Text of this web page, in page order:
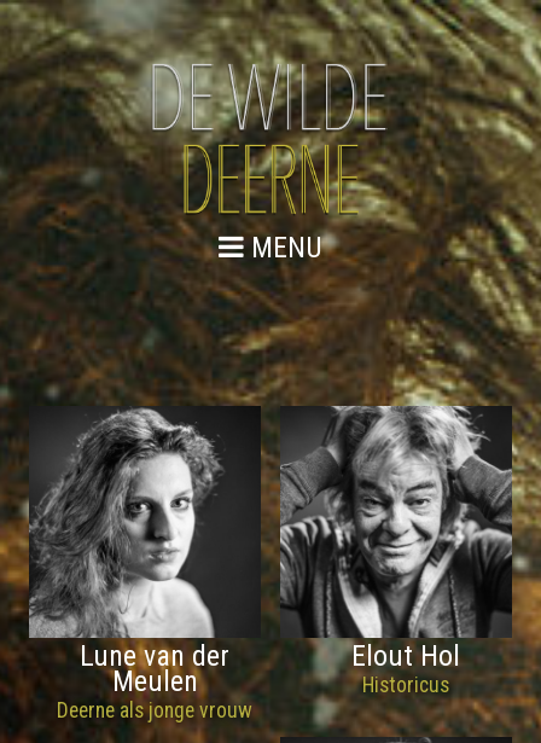
MENU
SPELERS
Lune van der
Meulen
Deerne als jonge vrouw
Elout Hol
Historicus